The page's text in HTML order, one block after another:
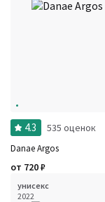
4.3 535 оценок
Danae Argos
от 720₽
унисекс
2022